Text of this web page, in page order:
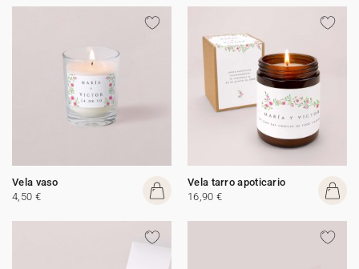
Vela vaso
4,50 €
Vela tarro apoticario
16,90 €